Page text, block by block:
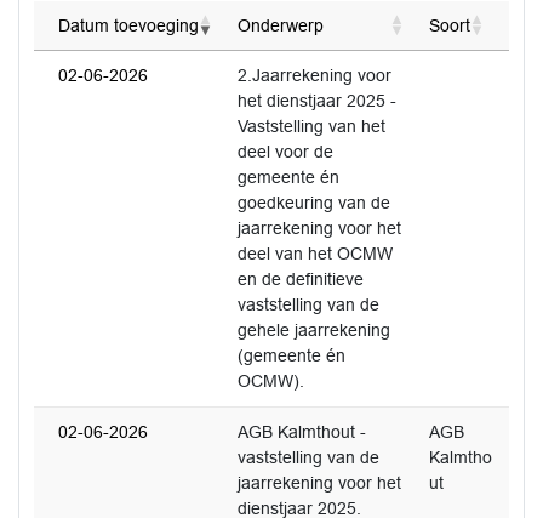
Datum toevoeging Onderwerp Soort
02-06-2026
2.Jaarrekening voor
het dienstjaar 2025 -
Vaststelling van het
deel voor de
gemeente én
goedkeuring van de
jaarrekening voor het
deel van het OCMW
en de definitieve
vaststelling van de
gehele jaarrekening
(gemeente én
OCMW).
02-06-2026
AGB Kalmthout -
vaststelling van de
jaarrekening voor het
dienstjaar 2025.
AGB
Kalmtho
ut